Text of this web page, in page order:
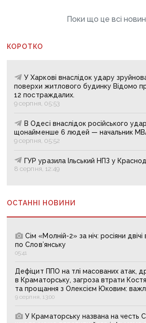
Поки що це всі
КОРОТКО
У Харкові внаслідок удару
поверхи житлового будинку Відомо
12 постраждалих.
9 серпня, 05:53
В Одесі внаслідок російського
щонайменше 6 людей — начальник
9 серпня, 05:52
ГУР уразила Ільський НПЗ у
8 серпня, 12:49
ОСТАННІ НОВИНИ
Сім «Молній-2» за ніч: росіяни
по Слов’янську
05:41
Дефіцит ППО на тлі масованих атак,
в Краматорську, загроза втрати
та прощання з Олексієм Юковим:
9 серпня, 13:00
У Краматорську названа на честь